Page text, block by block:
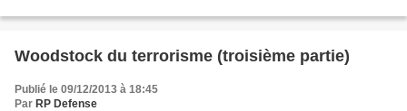
Woodstock du terrorisme (troisième partie)
Publié le 09/12/2013 à 18:45
Par RP Defense